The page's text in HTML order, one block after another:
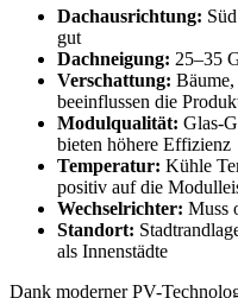
Dachausrichtung:
gut
Dachneigung: 25–35
Verschattung: Bäume,
beeinflussen die
Modulqualität: Glas-
bieten höhere Effizienz
Temperatur: Kühle
positiv auf die
Wechselrichter: Muss
Standort:
als Innenstädte
Dank moderner PV-